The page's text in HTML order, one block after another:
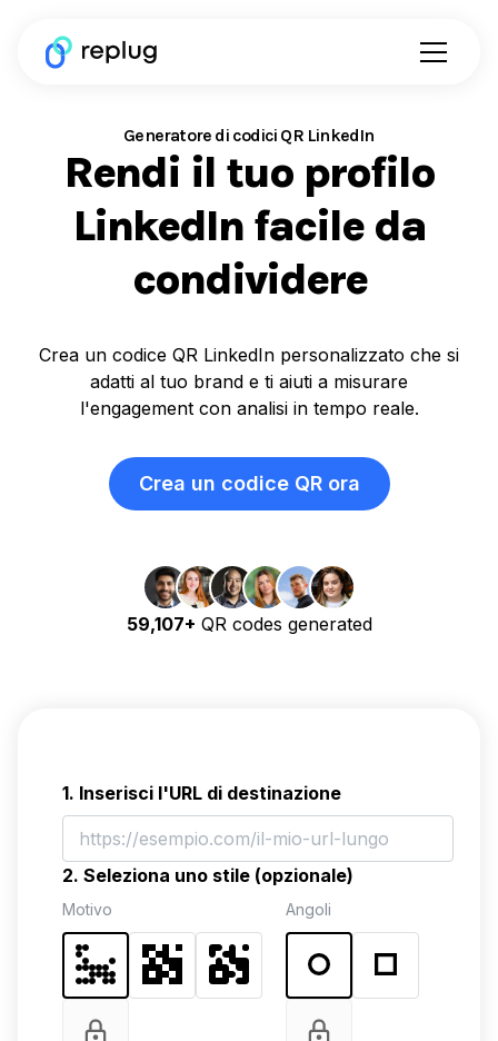
Generatore di codici QR LinkedIn
Rendi il tuo profilo
LinkedIn facile da
condividere
Crea un codice QR LinkedIn personalizzato che si
adatti al tuo brand e ti aiuti a misurare
l'engagement con analisi in tempo reale.
Crea un codice QR ora
59,107+ QR codes generated
1. Inserisci l'URL di destinazione
2. Seleziona uno stile (opzionale)
Motivo Angoli